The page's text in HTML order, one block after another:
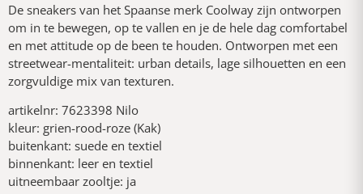
De sneakers van het Spaanse merk Coolway zijn ontworpen
om in te bewegen, op te vallen en je de hele dag comfortabel
en met attitude op de been te houden. Ontworpen met een
streetwear-mentaliteit: urban details, lage silhouetten en een
zorgvuldige mix van texturen.
artikelnr: 7623398 Nilo
kleur: grien-rood-roze (Kak)
buitenkant: suede en textiel
binnenkant: leer en textiel
uitneembaar zooltje: ja